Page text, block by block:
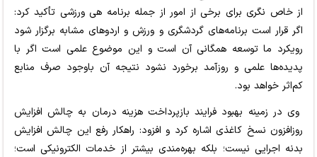
از خاص نگری برای برخی از امور از جمله برنامه هی ورزشی تأکید کرد:
اگر قرار است برنامه‌های گردشگری و ورزش و اردوهای مشابه برگزار شود
رویکرد ما توسعه همگانی آن است و این موضوع علمی است اگر با
پدیده‌ها علمی و روزآمد برخورد نشود نتیجه آن باوجود صرف منابع
کم‌اثر خواهد بود.
وی در زمینه بهبود فرایند بازپرداخت هزینه‌ درمان به چالش افزایش
روزافزون نسخ کاغذی اشاره کرد و افزود: راهکار رفع این چالش افزایش
بدنه اجرایی نیست؛ بلکه بهره‌مندی بیشتر از خدمات الکترونیکی است؛